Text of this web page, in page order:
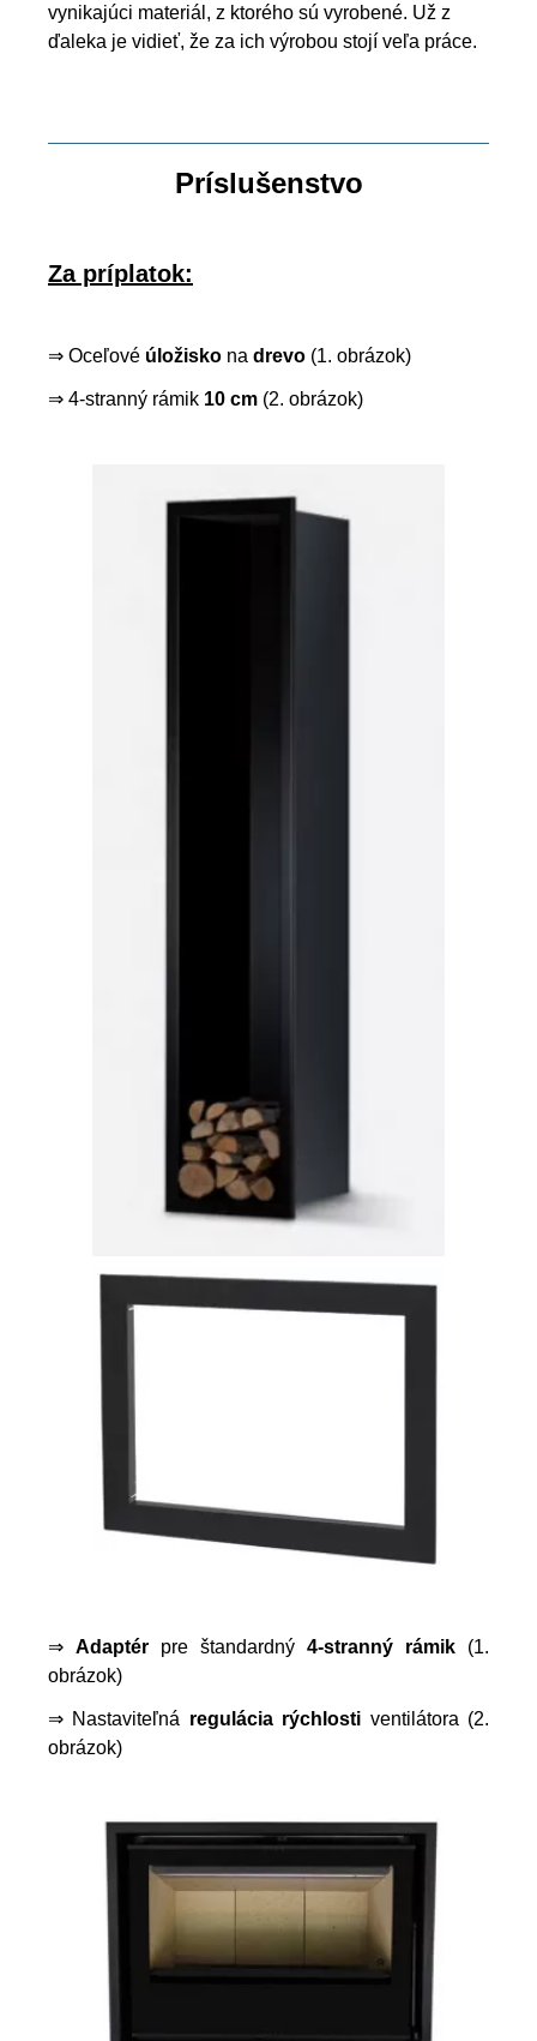
vynikajúci materiál, z ktorého sú vyrobené. Už z
ďaleka je vidieť, že za ich výrobou stojí veľa práce.
Príslušenstvo
Za príplatok:
⇒ Oceľové úložisko na drevo (1. obrázok)
⇒ 4-stranný rámik 10 cm (2. obrázok)
⇒ Adaptér pre štandardný 4-stranný rámik (1.
obrázok)
⇒ Nastaviteľná regulácia rýchlosti ventilátora (2.
obrázok)